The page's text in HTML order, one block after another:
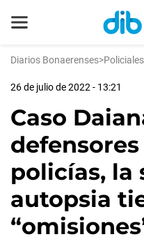
Diarios Bonaerenses>Policiales
26 de julio de 2022 - 13:21
Caso
policías, la
autopsia